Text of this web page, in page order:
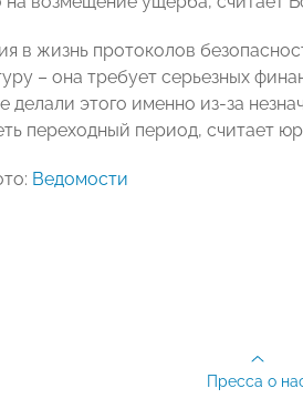
в жизнь протоколов
– она требует серьезных
делали этого именно из-за
переходный период, считает
Ведомости
Пресса о